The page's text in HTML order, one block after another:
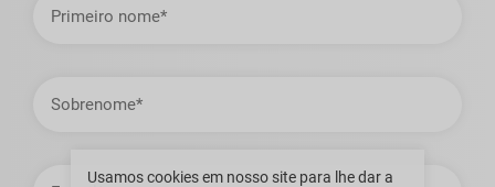
nome
EndereçoUsamos cookies em nosso site para lhe dar a